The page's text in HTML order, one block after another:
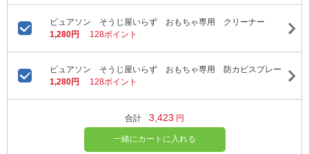
ピュアソン そうじ屋いらず おもちゃ専用 クリーナー
1,280円
128ポイント
ピュアソン そうじ屋いらず おもちゃ専用 防カビスプレー
1,280円
128ポイント
合計 3,423 円
一緒にカートに入れる